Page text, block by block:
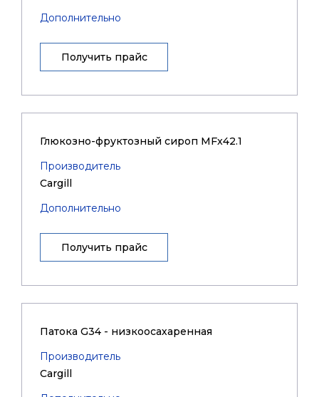
Дополнительно
Получить прайс
Глюкозно-фруктозный сироп MFx42.1
Производитель
Cargill
Дополнительно
Получить прайс
Патока G34 - низкоосахаренная
Производитель
Cargill